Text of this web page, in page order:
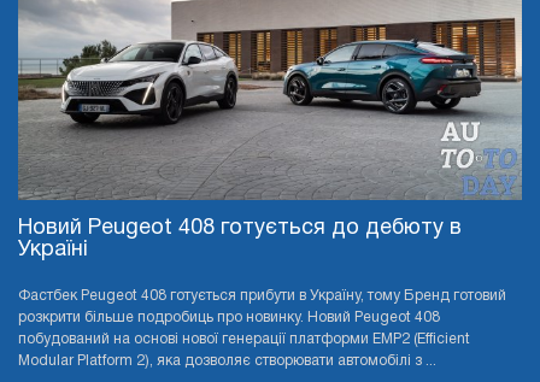
Новий Peugeot 408 готується до дебюту в
Україні
Фастбек Peugeot 408 готується прибути в Україну, тому Бренд готовий
розкрити більше подробиць про новинку. Новий Peugeot 408
побудований на основі нової генерації платформи EMP2 (Efficient
Modular Platform 2), яка дозволяє створювати автомобілі з ...